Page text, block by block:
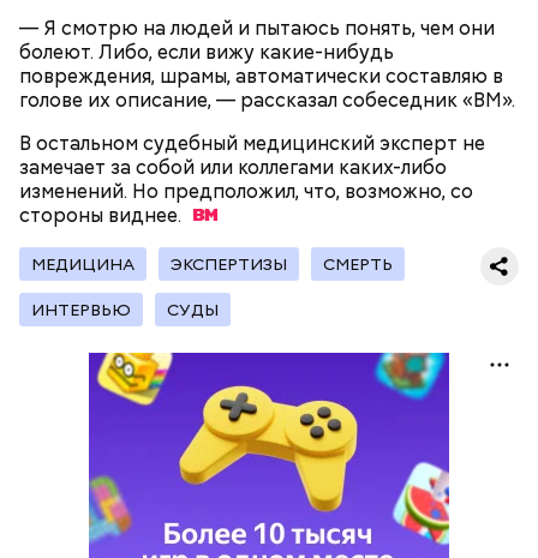
— Я смотрю на людей и пытаюсь понять, чем они
болеют. Либо, если вижу какие-нибудь
повреждения, шрамы, автоматически составляю в
голове их описание, — рассказал собеседник «ВМ».
В остальном судебный медицинский эксперт не
замечает за собой или коллегами каких-либо
изменений. Но предположил, что, возможно, со
стороны виднее.
МЕДИЦИНА ЭКСПЕРТИЗЫ СМЕРТЬ
ИНТЕРВЬЮ СУДЫ
Поляков предупредил: не стоит собирать грибы у
обочин дорог или рядом с промышленными
предприятиями, так как они могут накапливать в
себе токсические вещества.
— Может пробить заряд на человека. Нужно вести
себя очень осторожно, будто увидели дикого
зверя, затаиться, — добавил академик.